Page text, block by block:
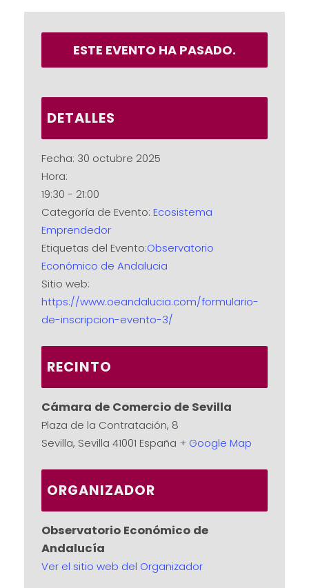
ESTE EVENTO HA PASADO.
DETALLES
Fecha: 30 octubre 2025
Hora:
19:30 - 21:00
Categoría de Evento: Ecosistema
Emprendedor
Etiquetas del Evento:Observatorio
Económico de Andalucia
Sitio web:
https://www.oeandalucia.com/formulario-
de-inscripcion-evento-3/
RECINTO
Cámara de Comercio de Sevilla
Plaza de la Contratación, 8
Sevilla, Sevilla 41001 España + Google Map
ORGANIZADOR
Observatorio Económico de
Andalucía
Ver el sitio web del Organizador